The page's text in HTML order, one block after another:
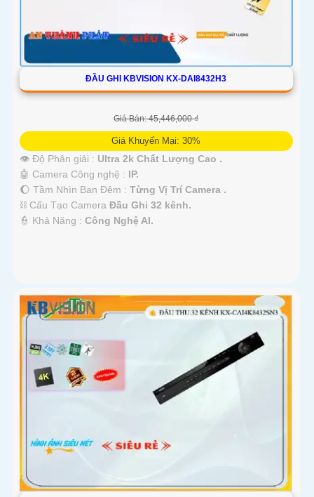
ĐẦU GHI KBVISION KX-DAI8432H3
Giá Bán: 45,446,000 ₫
Giá Khuyến Mại: 30%
👁 Độ Phân giải : Ultra 2k Chất Lượng Cao .
🤖️ Camera Công nghệ : IP.
🌔 Tầm Nhìn Ban Đêm : Từng Vị Trí Camera .
⛓ Cấu Tạo Camera Đầu Ghi 32 kênh.
️👮 Khả Năng : Công Nghệ AI.